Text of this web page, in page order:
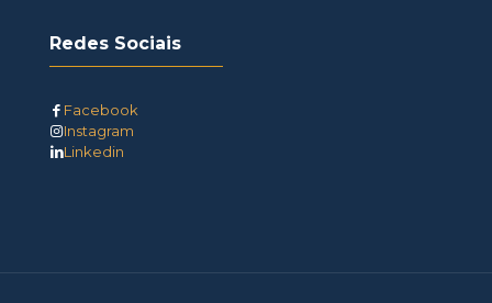
Redes Sociais
Facebook
Instagram
Linkedin